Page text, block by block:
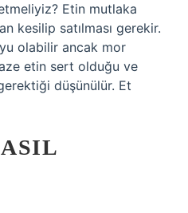
Etin mutlaka
kesilip satılması gerekir.
olabilir ancak mor
etin sert olduğu ve
düşünülür. Et